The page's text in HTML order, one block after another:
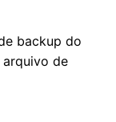
backup do
de